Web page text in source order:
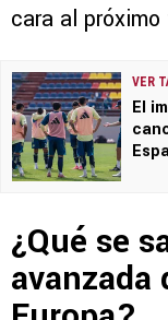
cara al
VER
El
¿Qué se
avanzada